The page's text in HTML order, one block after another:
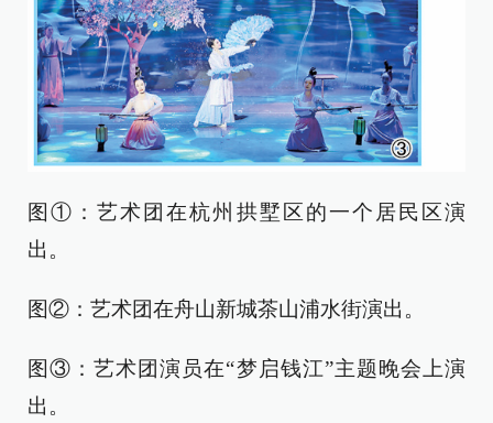
图①：艺术团在杭州拱墅区的一个居民区演
出。
图②：艺术团在舟山新城茶山浦水街演出。
图③：艺术团演员在“梦启钱江”主题晚会上演
出。